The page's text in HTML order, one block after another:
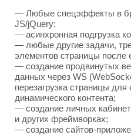
— Любые спецэффекты в
JS/jQuery;
— асинхронная подгрузка
— любые другие задачи,
элементов страницы после
— создание продвинутых
данных через WS
перезагрузка страницы для
динамического контента;
— создание личных
и других фреймворках;
— создание сайтов-